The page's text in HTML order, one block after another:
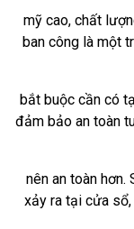
mỹ cao, chất
ban công là một
bắt buộc cần có
đảm bảo an toàn
nên an toàn hơn.
xảy ra tại cửa